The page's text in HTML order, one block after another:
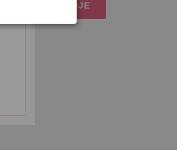
WINKELMANDJE